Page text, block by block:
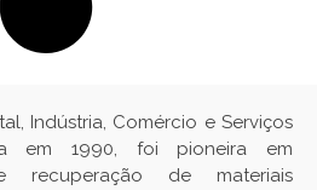
Indústria, Comércio e Serviços
em 1990, foi pioneira em
recuperação de materiais